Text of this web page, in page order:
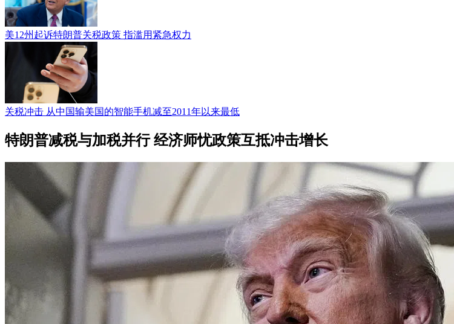
美12州起诉特朗普关税政策 指滥用紧急权力
关税冲击 从中国输美国的智能手机减至2011年以来最低
特朗普减税与加税并行 经济师忧政策互抵冲击增长